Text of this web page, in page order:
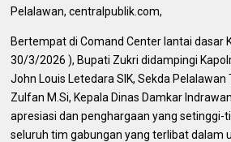
Pelalawan, centralpublik.com,
Bertempat di Comand Center lantai dasar
30/3/2026 ), Bupati Zukri didampingi
John Louis Letedara SIK, Sekda Pelalawan
Zulfan M.Si, Kepala Dinas Damkar
apresiasi dan penghargaan yang setinggi-
seluruh tim gabungan yang terlibat dalam